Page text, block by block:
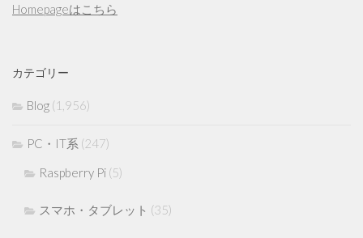
Homepageはこちら
カテゴリー
Blog (1,956)
PC・IT系 (247)
Raspberry Pi (5)
スマホ・タブレット (35)